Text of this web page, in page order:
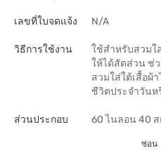
เลขที่ใบจดแจ้ง N/A
วิธีการใช้งาน
ใช้สำหรับสวมใ
ให้ได้สัดส่วน ช่
สวมใส่ใต้เสื้อผ้
ชีวิตประจำวันห
ส่วนประกอบ 60 ไนลอน 40
ซ่อน